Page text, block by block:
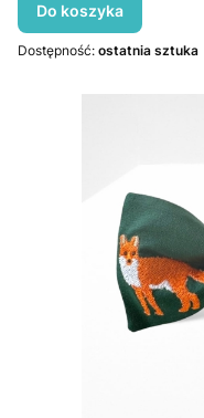
Do koszyka
Dostępność: ostatnia sztuka